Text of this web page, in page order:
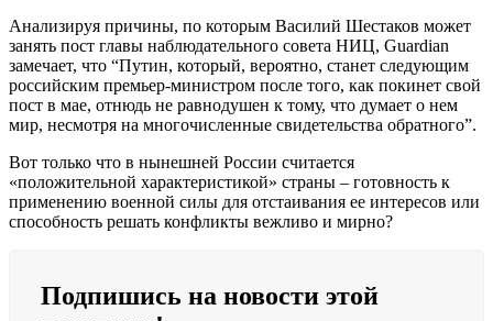
Анализируя причины, по которым Василий Шестаков может
занять пост главы наблюдательного совета НИЦ, Guardian
замечает, что “Путин, который, вероятно, станет следующим
российским премьер-министром после того, как покинет свой
пост в мае, отнюдь не равнодушен к тому, что думает о нем
мир, несмотря на многочисленные свидетельства обратного”.
Вот только что в нынешней России считается
«положительной характеристикой» страны – готовность к
применению военной силы для отстаивания ее интересов или
способность решать конфликты вежливо и мирно?
Подпишись на новости этой